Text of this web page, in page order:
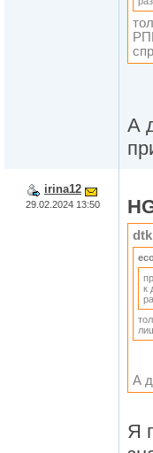
А
irina12
29.02.2024 13:50
к
А
Я